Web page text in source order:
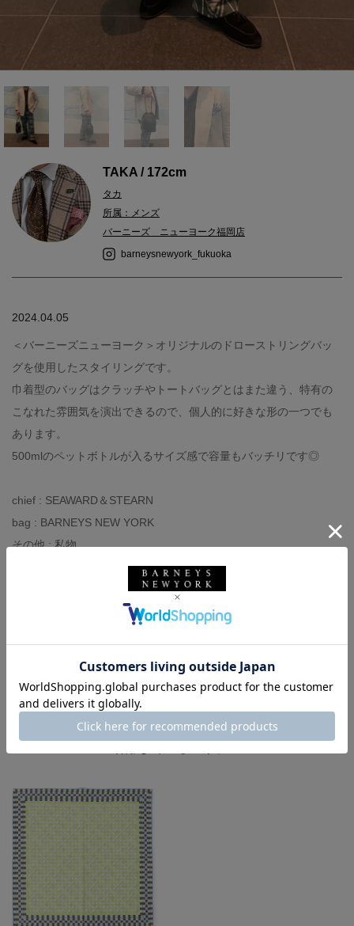
TAKA / 172cm
タカ
所属：メンズ
バーニーズ ニューヨーク福岡店
barneysnewyork_fukuoka
2024.04.05
＜バーニーズニューヨーク＞オリジナルのドローストリングバッ
グを使用したスタイリングです。
巾着型のバッグはクラッチやトートバッグとはまた違う、特有の
こなれた雰囲気を演出できるので、個人的に好きな形の一つでも
あります。
500mlのペットボトルが入るサイズ感で容量もバッチリです◎
chief : SEAWARD＆STEARN
bag : BARNEYS NEW YORK
その他 : 私物
BARNEYS NEW YORK
ジャケットスタイル